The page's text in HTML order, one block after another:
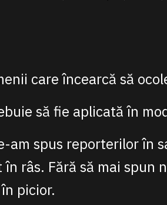
care încearcă să
să fie aplicată în
am spus reporterilor în
râs. Fără să mai spun
picior.